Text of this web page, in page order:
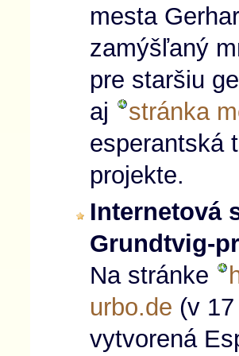
mesta
zamýšľaný
pre staršiu
aj
stránka
esperantská
projekte.
Internetová
Grundtvig-
Na stránke
urbo.de (v
vytvorená